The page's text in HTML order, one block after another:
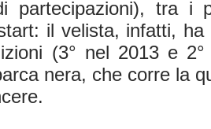
partecipazioni), tra i
il velista, infatti,
(3° nel 2013 e 2°
nera, che corre la